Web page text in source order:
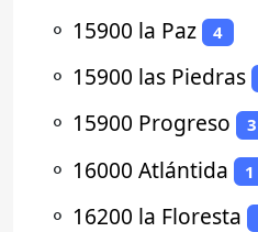
⚬ 15900 la Paz 4
⚬ 15900 las Piedras
⚬ 15900 Progreso 3
⚬ 16000 Atlántida 1
⚬ 16200 la Floresta